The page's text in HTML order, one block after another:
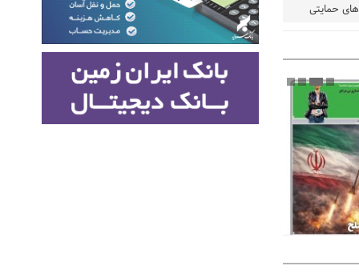
حمایتی
مشخص شد
مراجع رسمی
ایران و
کشاورزان
کنند
تمدید مهلت اظهارنامه‌های مالیاتی سال ۱۴۰۴ تا